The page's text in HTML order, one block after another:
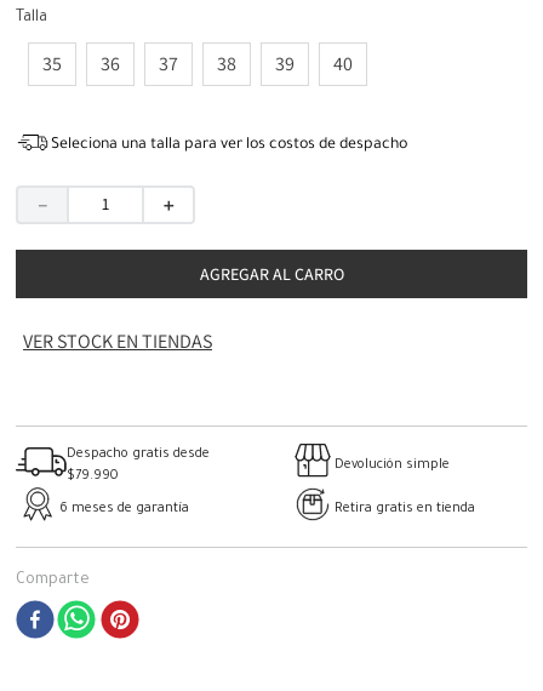
Talla
35 36 37 38 39 40
Seleciona una talla para ver los costos de despacho
＋
－
AGREGAR AL CARRO
VER STOCK EN TIENDAS
Despacho gratis desde
$79.990
Devolución simple
6 meses de garantía Retira gratis en tienda
Comparte